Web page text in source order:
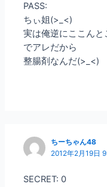
PASS:
ちぃ姐(>_<)
実は俺逆にここん
でアレだから
整腸剤なんだ(>_<)
ちーちゃん48
2012年2月19日
SECRET: 0